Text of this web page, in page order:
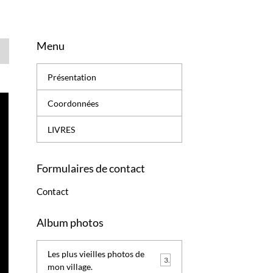
Menu
Présentation
Coordonnées
LIVRES
Formulaires de contact
Contact
Album photos
Les plus vieilles photos de
mon village.
3